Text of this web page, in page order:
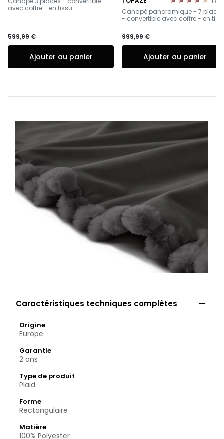
avec coffre - en tissu
599,99 €
Ajouter au panier
-
Canapé panoramique - 7 places
- convertible avec coffre - en
999,99 €
Ajouter au panier
Caractéristiques techniques complètes 
Origine
Europe
Garantie
2 ans
Type de produit
Plaid
Forme
Rectangulaire
Matière
100% Polyester